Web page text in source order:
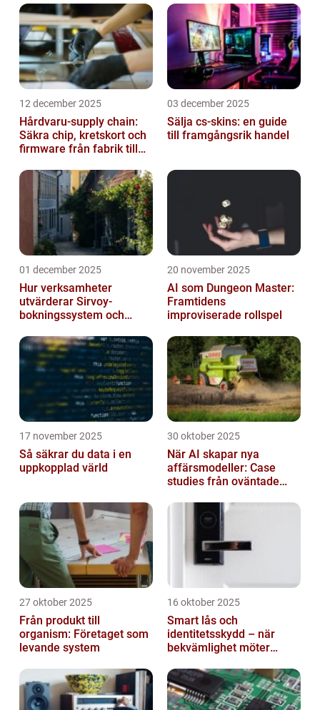
12 december 2025
Hårdvaru-supply chain:
Säkra chip, kretskort och
firmware från fabrik till
03 december 2025
Sälja cs-skins: en guide
till framgångsrik handel
01 december 2025
Hur verksamheter
utvärderar Sirvoy-
bokningssystem och
20 november 2025
AI som Dungeon Master:
Framtidens
improviserade rollspel
17 november 2025
Så säkrar du data i en
uppkopplad värld
30 oktober 2025
När AI skapar nya
affärsmodeller: Case
studies från oväntade
27 oktober 2025
Från produkt till
organism: Företaget som
levande system
16 oktober 2025
Smart lås och
identitetsskydd – när
bekvämlighet möter